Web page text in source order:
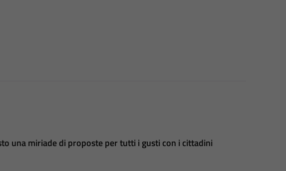
una miriade di proposte per tutti i gusti con i cittadini